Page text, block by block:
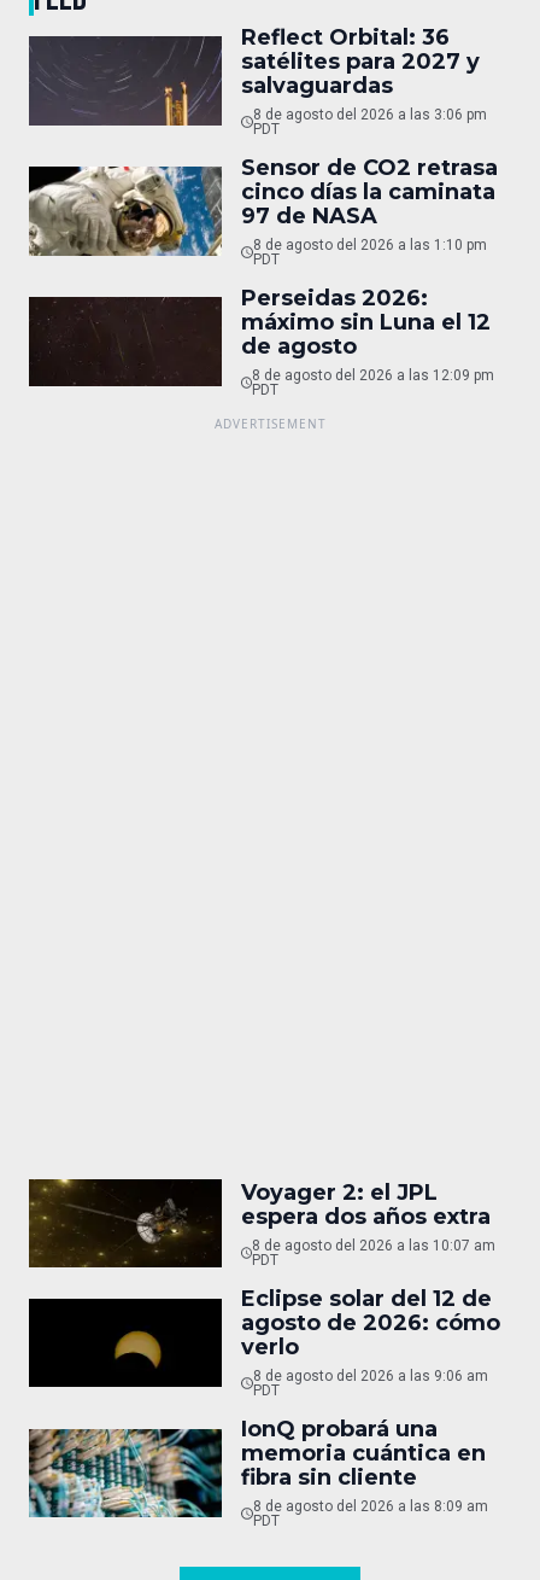
Reflect Orbital: 36
satélites para 2027 y
salvaguardas
8 de agosto del 2026 a las 3:06 pm
PDT
Sensor de CO2 retrasa
cinco días la caminata
97 de NASA
8 de agosto del 2026 a las 1:10 pm
PDT
Perseidas 2026:
máximo sin Luna el 12
de agosto
8 de agosto del 2026 a las 12:09 pm
PDT
Voyager 2: el JPL
espera dos años extra
8 de agosto del 2026 a las 10:07 am
PDT
Eclipse solar del 12 de
agosto de 2026: cómo
verlo
8 de agosto del 2026 a las 9:06 am
PDT
IonQ probará una
memoria cuántica en
fibra sin cliente
8 de agosto del 2026 a las 8:09 am
PDT